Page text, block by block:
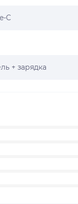
C
+ зарядка